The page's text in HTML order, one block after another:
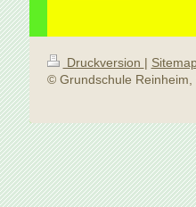
Druckversion |
© Grundschule